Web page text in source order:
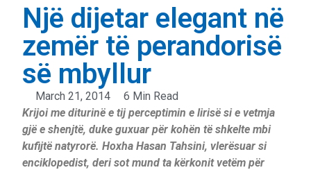
Një dijetar elegant në
zemër të perandorisë
së mbyllur
March 21, 2014
6 Min Read
Krijoi me diturinë e tij perceptimin e lirisë si e vetmja
gjë e shenjtë, duke guxuar për kohën të shkelte mbi
kufijtë natyrorë. Hoxha Hasan Tahsini, vlerësuar si
enciklopedist, deri sot mund ta kërkonit vetëm për